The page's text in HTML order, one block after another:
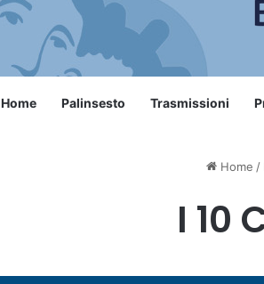
Home Palinsesto Trasmissioni
Home /
I 10